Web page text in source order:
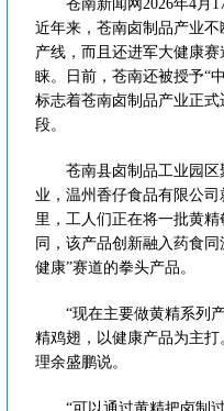
苍南新闻网2026年4月17
近年来，苍南卤制品产业
产线，而且还进军大健康
睐。日前，苍南还被授予“
标志着苍南卤制品产业正
段。
苍南县卤制品工业园区
业，温州香仔食品有限公
里，工人们正在将一批黄
同，该产品创新融入药食
健康”赛道的拳头产品。
“现在主要做黄精系列产
精鸡翅，以健康产品为主
理余盛鹏说。